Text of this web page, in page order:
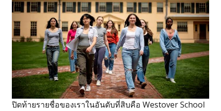
ปิดท้ายรายชื่อของเราในอันดับที่สิบคือ Westover School